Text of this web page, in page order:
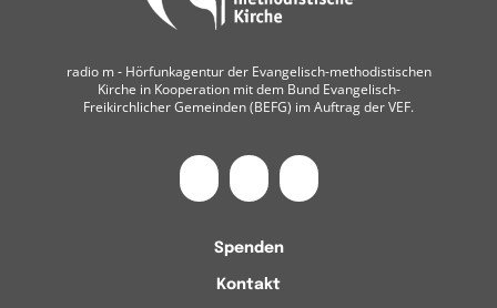
radio m ‐ Hörfunkagentur der Evangelisch-methodistischen
Kirche in Kooperation mit dem Bund Evangelisch-
Freikirchlicher Gemeinden (BEFG) im Auftrag der VEF.
Spenden
Kontakt